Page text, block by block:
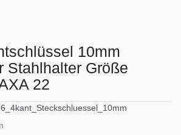
10mm
Stahlhalter Größe
22